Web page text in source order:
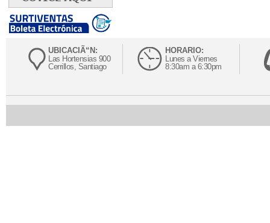
UBICACIÃ“N:
Las Hortensias 900
Cerrillos, Santiago
HORARIO:
Lunes a Viernes
8:30am a 6:30pm